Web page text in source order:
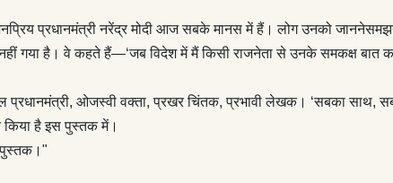
प्रधानमंत्री नरेंद्र मोदी आज सबके मानस में हैं। लोग उनको
गया है। वे कहते हैं—‘जब विदेश में मैं किसी राजनेता से उनके समकक्ष बात
प्रधानमंत्री, ओजस्वी वक्ता, प्रखर चिंतक, प्रभावी लेखक। ‘सबका साथ,
किया है इस पुस्तक में।
पुस्तक।"